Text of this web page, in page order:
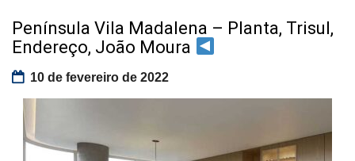
Península Vila Madalena – Planta, Trisul,
Endereço, João Moura
10 de fevereiro de 2022